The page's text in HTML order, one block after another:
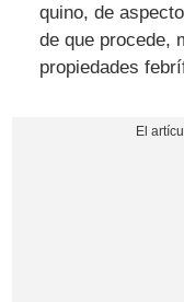
quino, de
de que procede,
propiedades